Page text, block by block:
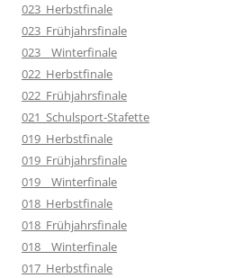
023_Herbstfinale
023_Frühjahrsfinale
023__Winterfinale
022_Herbstfinale
022_Frühjahrsfinale
021_Schulsport-Stafette
019_Herbstfinale
019_Frühjahrsfinale
019__Winterfinale
018_Herbstfinale
018_Frühjahrsfinale
018__Winterfinale
017_Herbstfinale